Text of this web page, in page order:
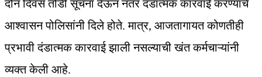
दोन दिवस तोंडी सूचना देऊन नंतर दंडात्मक कारवाई करण्याचे
आश्वासन पोलिसांनी दिले होते. मात्र, आजतागायत कोणतीही
प्रभावी दंडात्मक कारवाई झाली नसल्याची खंत कर्मचाऱ्यांनी
व्यक्त केली आहे.